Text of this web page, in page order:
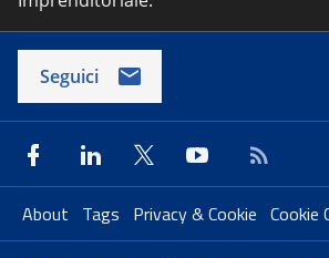
Seguici
About Tags Privacy & Cookie Cookie